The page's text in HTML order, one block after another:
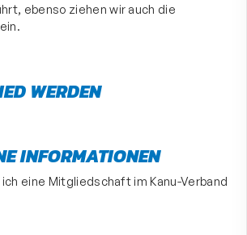
ebenso ziehen wir auch die
WERDEN
INFORMATIONEN
eine Mitgliedschaft im Kanu-Verband